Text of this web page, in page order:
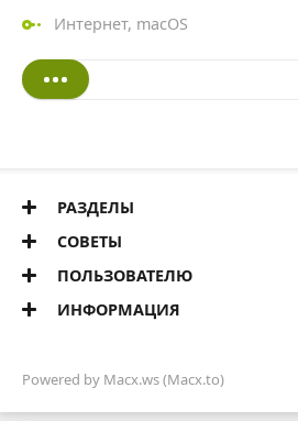
Интернет, macOS
РАЗДЕЛЫ
СОВЕТЫ
ПОЛЬЗОВАТЕЛЮ
ИНФОРМАЦИЯ
Powered by Macx.ws(Macx.to)